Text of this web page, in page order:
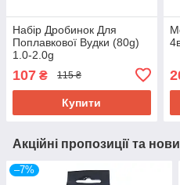
Набір Дробинок Для
Поплавкової Вудки (80g)
1.0-2.0g
107 ₴ 115 ₴
Купити
Акційні пропозиції та
–7%